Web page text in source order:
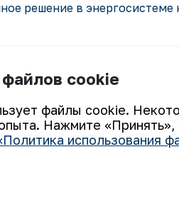
решение в энергосистеме
cookie
файлы cookie.
Нажмите
использования